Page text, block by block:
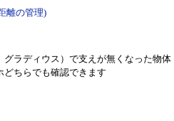
離の管理)
グラディウス）で支えが無くなった物体
ちらでも確認できます